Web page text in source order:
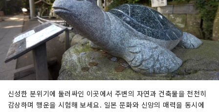
신성한 분위기에 둘러싸인 이곳에서 주변의 자연과 건축물을 천천히
감상하며 행운을 시험해 보세요. 일본 문화와 신앙의 매력을 동시에